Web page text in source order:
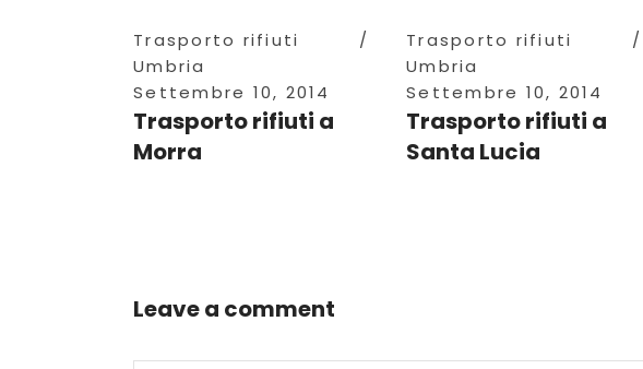
Trasporto rifiuti
Umbria
Settembre 10, 2014
Trasporto rifiuti a
Morra
Trasporto rifiuti
Umbria
Settembre 10, 2014
Trasporto rifiuti a
Santa Lucia
Leave a comment